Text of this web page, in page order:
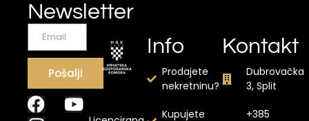
Newsletter
Pošalji
Info
Prodajete
nekretninu?
Kupujete
Kontakt
Dubrovačka
3, Split
+385